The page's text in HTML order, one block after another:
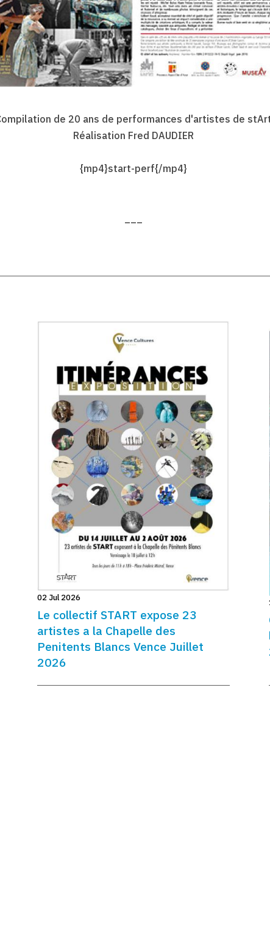
de 20 ans de performances d'artistes de
Réalisation Fred DAUDIER
{mp4}start-perf{/mp4}
02 Jul 2026
Le collectif START expose 23
artistes a la Chapelle des
Penitents Blancs Vence Juillet
2026